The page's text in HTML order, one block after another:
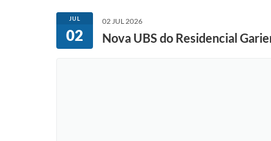
JUL
02
02 JUL 2026
Nova UBS do Residencial